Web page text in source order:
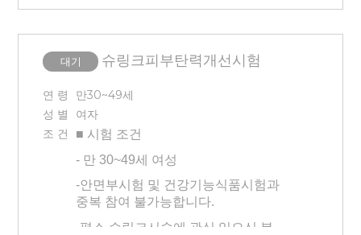
있습니다. 각질 발생 시 자연탈락이 될
수 있도록 해주세요. (각질 뜯거나,
제거 X).
- 3개월 내 시술 경험이 없는 사람(피부
관련 시술 및 속눈썹 연장, 눈썹문신,
진행되며 마취 15분 진행 후 시술
(**안면부 좌우 중 시술 부위를 대상자
- 본 시험은 시술(물광주사) 후 시술
대비 시험제품 적용에 따른 효과를
확인하는 시험이므로 시술 후 후 처지
(진정, 관리 등)을 진행하지 않습니다.
-센터 내 대기 시간 동안은 시술 전/후
모두 제품(스킨, 로션x)을 바르지 않은
상태에서 대기가 진행됩니다.
대기 슈링크피부탄력개선시험
연 령
만30~49세
성 별
여자
조 건
■ 시험 조건
- 만 30~49세 여성
-안면부시험 및 건강기능식품시험과
중복 참여 불가능합니다.
평소 슈링크시술에 관심 있으신 분